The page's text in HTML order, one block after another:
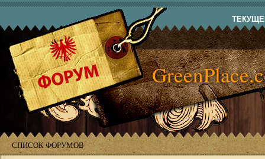
СПИСОК ФОРУМОВ